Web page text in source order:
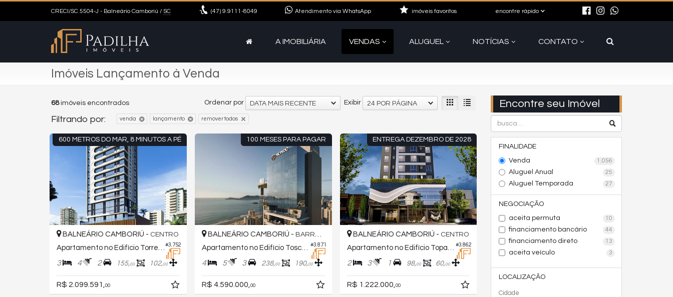
CRECI/SC 5504-J - Balneário Camboriú / SC (47) 9.9111-8049 Atendimento via WhatsApp encontre rápido
imóveis favoritos
A IMOBILIÁRIA VENDAS ALUGUEL NOTÍCIAS CONTATO
Imóveis Lançamento à Venda
Encontre seu Imóvel
FINALIDADE
Venda
1.056
Aluguel Anual 25
Aluguel Temporada 27
NEGOCIAÇÃO
aceita permuta
10
financiamento bancário 44
financiamento direto 13
aceita veículo 3
LOCALIZAÇÃO
Cidade
68imóveis encontrados Exibir 24 POR PÁGINA
Ordenar por DATA MAIS RECENTE
Filtrando por: venda lançamento remover todos
600 METROS DO MAR, 8 MINUTOS A PÉ
#3.752
BALNEÁRIO CAMBORIÚ - CENTRO
3 4 2 155,00 102,00
R$ 2.099.591, 00
100 MESES PARA PAGAR
#3.871
BALNEÁRIO CAMBORIÚ - BARRA NORTE
Apartamento no Edifício Toscano Residence
4 5 3 238,00 190,00
R$ 4.590.000, 00
ENTREGA DEZEMBRO DE 2028
#3.862
BALNEÁRIO CAMBORIÚ - CENTRO
2 3 1 98,00 60,00
R$ 1.222.000, 00